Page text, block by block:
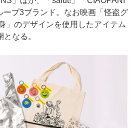
プ3ブランド。なお映画「怪盗グ
」のデザインを使用したアイテム
なる。